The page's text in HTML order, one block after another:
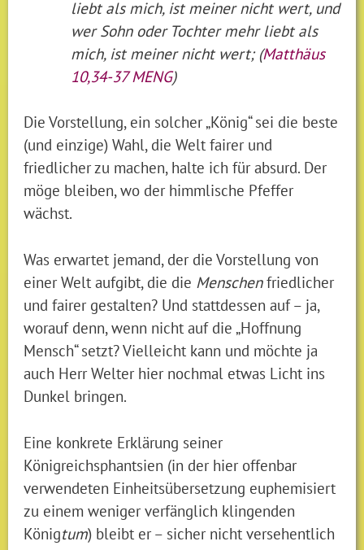
liebt als mich, ist meiner nicht wert, und
wer Sohn oder Tochter mehr liebt als
mich, ist meiner nicht wert; (Matthäus
10,34-37 MENG)
Die Vorstellung, ein solcher „König“ sei die beste
(und einzige) Wahl, die Welt fairer und
friedlicher zu machen, halte ich für absurd. Der
möge bleiben, wo der himmlische Pfeffer
wächst.
Was erwartet jemand, der die Vorstellung von
einer Welt aufgibt, die die Menschenfriedlicher
und fairer gestalten? Und stattdessen auf – ja,
worauf denn, wenn nicht auf die „Hoffnung
Mensch“ setzt? Vielleicht kann und möchte ja
auch Herr Welter hier nochmal etwas Licht ins
Dunkel bringen.
Eine konkrete Erklärung seiner
Königreichsphantsien (in der hier offenbar
verwendeten Einheitsübersetzung euphemisiert
zu einem weniger verfänglich klingenden
Königtum) bleibt er – sicher nicht versehentlich